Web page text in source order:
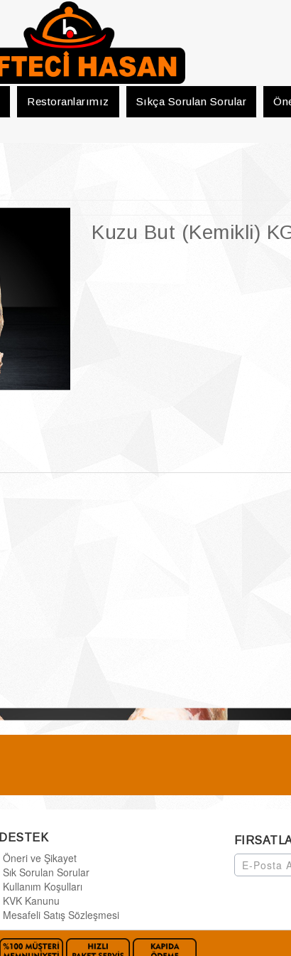
Restoranlarımız Sıkça Sorulan Sorular
Kuzu But (Kemikli)
DESTEK
Öneri ve Şikayet
Sık Sorulan Sorular
Kullanım Koşulları
KVK Kanunu
Mesafeli Satış Sözleşmesi